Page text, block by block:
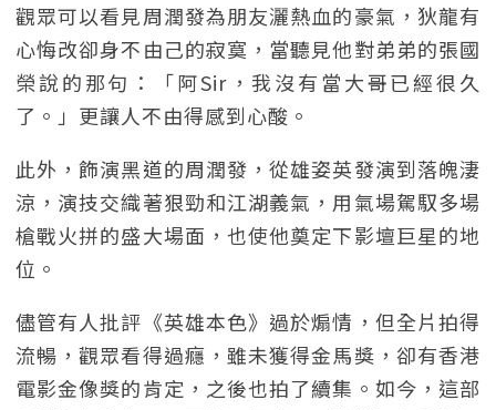
觀眾可以看見周潤發為朋友灑熱血的豪氣，狄龍有
心悔改卻身不由己的寂寞，當聽見他對弟弟的張國
榮說的那句：「阿Sir，我沒有當大哥已經很久
了。」更讓人不由得感到心酸。
此外，飾演黑道的周潤發，從雄姿英發演到落魄淒
涼，演技交織著狠勁和江湖義氣，用氣場駕馭多場
槍戰火拼的盛大場面，也使他奠定下影壇巨星的地
位。
儘管有人批評《英雄本色》過於煽情，但全片拍得
流暢，觀眾看得過癮，雖未獲得金馬獎，卻有香港
電影金像獎的肯定，之後也拍了續集。如今，這部